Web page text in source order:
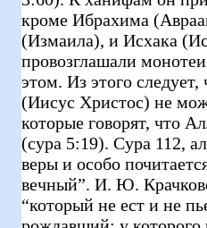
кроме Ибрахима
(Измаила), и Исхака
провозглашали
этом. Из этого
(Иисус Христос) не
которые говорят, что
(cура 5:19). Сура 112,
веры и особо
вечный”. И. Ю.
“который не ест и не